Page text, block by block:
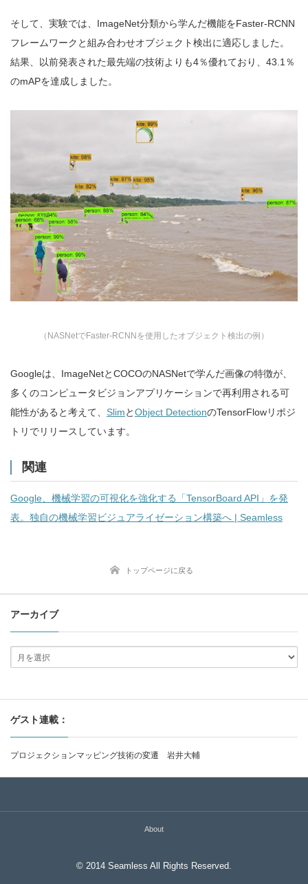
そして、実験では、ImageNet分類から学んだ機能をFaster-RCNN
フレームワークと組み合わせオブジェクト検出に適応しました。
結果、以前発表された最先端の技術よりも4％優れており、43.1％
のmAPを達成しました。
（NASNetでFaster-RCNNを使用したオブジェクト検出の例）
Googleは、ImageNetとCOCOのNASNetで学んだ画像の特徴が、
多くのコンピュータビジョンアプリケーションで再利用される可
能性があると考えて、 SlimとObject DetectionのTensorFlowリポジ
トリでリリースしています。
関連
Google、機械学習の可視化を強化する「TensorBoard API」を発
表。独自の機械学習ビジュアライゼーション構築へ | Seamless
トップページに戻る
アーカイブ
ゲスト連載：
プロジェクションマッピング技術の変遷 岩井大輔
About
© 2014 Seamless All Rights Reserved.